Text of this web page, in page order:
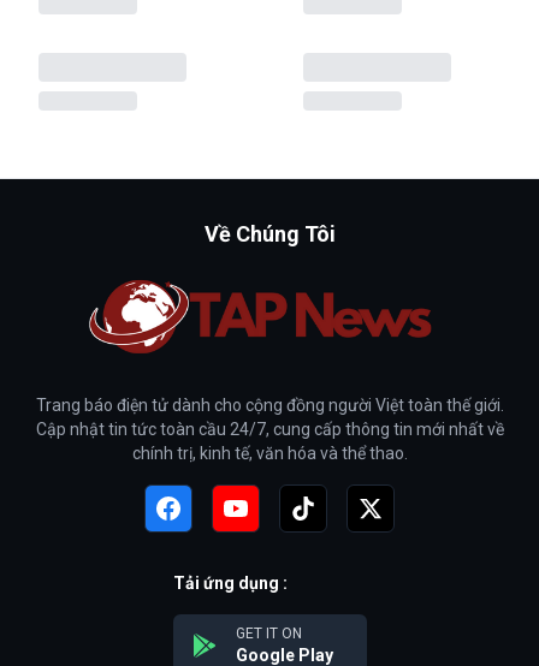
Về Chúng Tôi
Trang báo điện tử dành cho cộng đồng người Việt toàn thế giới.
Cập nhật tin tức toàn cầu 24/7, cung cấp thông tin mới nhất về
chính trị, kinh tế, văn hóa và thể thao.
Tải ứng dụng :
GET IT ON
Google Play